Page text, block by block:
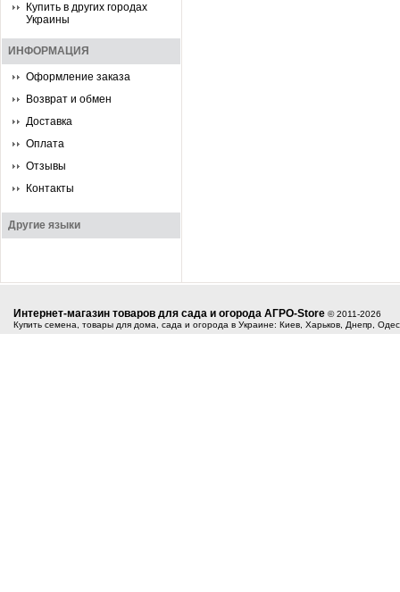
Купить в других городах
Украины
ИНФОРМАЦИЯ
Оформление заказа
Возврат и обмен
Доставка
Оплата
Отзывы
Контакты
Другие языки
Интернет-магазин товаров для сада и огорода АГРО-Store © 2011-2026
Купить семена, товары для дома, сада и огорода в Украине: Киев, Харьков, Днепр,